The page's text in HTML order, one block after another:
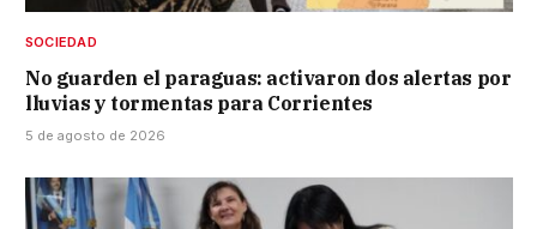
SOCIEDAD
No guarden el paraguas: activaron dos alertas por
lluvias y tormentas para Corrientes
5 de agosto de 2026